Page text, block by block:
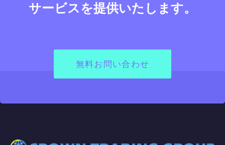
サービスを提供いたします。
無料お問い合わせ